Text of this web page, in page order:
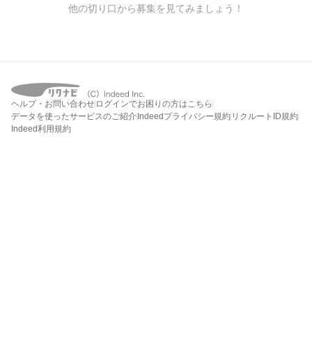
他の切り口から募集を見てみましょう！
ヘルプ・お問い合わせ ログインでお困りの方はこちら
データを使ったサービスのご紹介 Indeedプライバシー規約 リクルートID規約
Indeed利用規約